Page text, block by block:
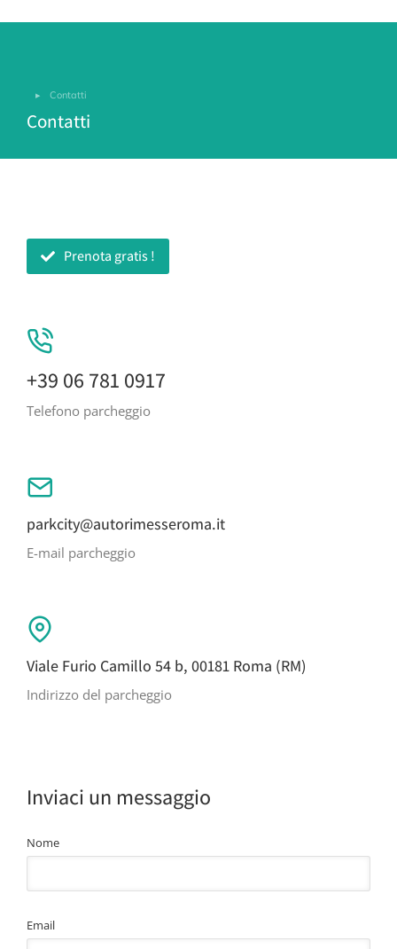
Tu sei qui:
Contatti
Contatti
Prenota gratis !
+39 06 781 0917
Telefono parcheggio
parkcity@autorimesseroma.it
E-mail parcheggio
Viale Furio Camillo 54 b, 00181 Roma (RM)
Indirizzo del parcheggio
Inviaci un messaggio
Nome
Email